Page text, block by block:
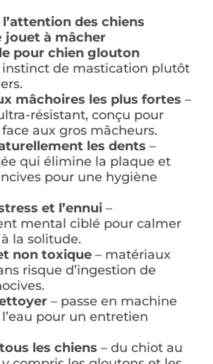
des chiens
jouet à mâcher
pour chien glouton
instinct de mastication plutôt
mâchoires les plus fortes –
résistant, conçu pour
aux gros mâcheurs.
les dents –
qui élimine la plaque et
pour une hygiène
et l’ennui–
mental ciblé pour calmer
la solitude.
non toxique– matériaux
risque d’ingestion de
– passe en machine
pour un entretien
les chiens – du chiot au